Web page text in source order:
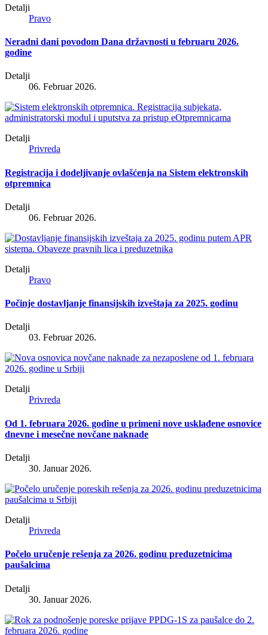
Detalji
Pravo
Neradni dani povodom Dana državnosti u februaru 2026.
godine
Detalji
06. Februar 2026.
Detalji
Privreda
Registracija i dodeljivanje ovlašćenja na Sistem elektronskih
otpremnica
Detalji
06. Februar 2026.
Detalji
Pravo
Počinje dostavljanje finansijskih izveštaja za 2025. godinu
Detalji
03. Februar 2026.
Detalji
Privreda
Od 1. februara 2026. godine u primeni nove usklađene osnovice
dnevne i mesečne novčane naknade
Detalji
30. Januar 2026.
Detalji
Privreda
Počelo uručenje rešenja za 2026. godinu preduzetnicima
paušalcima
Detalji
30. Januar 2026.